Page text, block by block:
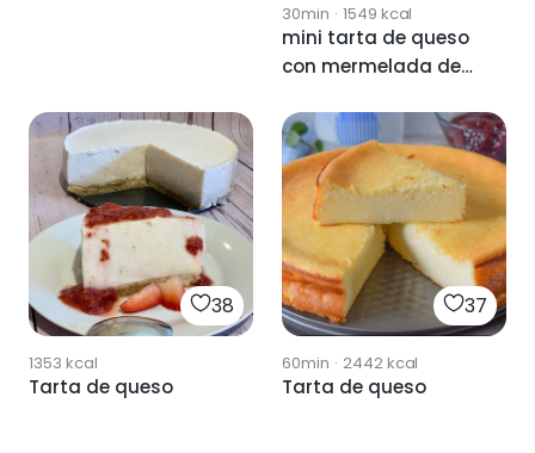
30min · 1549 kcal
mini tarta de queso
con mermelada de
38
1353 kcal
Tarta de queso
37
60min · 2442kcal
Tarta de queso